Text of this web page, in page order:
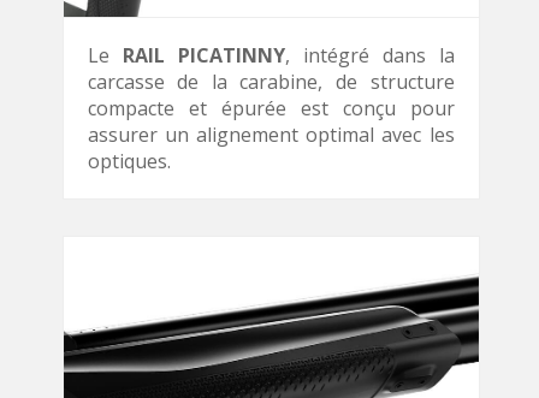
Le RAIL PICATINNY, intégré dans la
carcasse de la carabine, de structure
compacte et épurée est conçu pour
assurer un alignement optimal avec les
optiques.